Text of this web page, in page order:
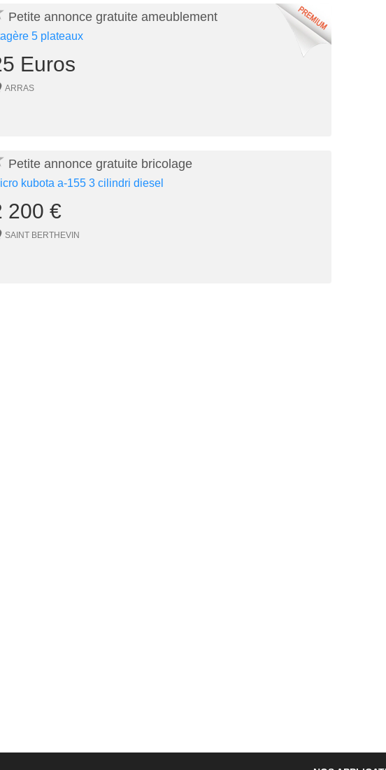
Petite annonce gratuite ameublement
5 plateaux
Euros
ARRAS
Petite annonce gratuite bricolage
kubota a-155 3 cilindri diesel
200 €
SAINT BERTHEVIN